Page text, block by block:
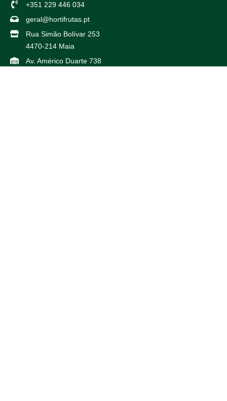
+351 229 446 034
geral@hortifrutas.pt
Rua Simão Bolívar 253
4470-214 Maia
Av. Américo Duarte 738